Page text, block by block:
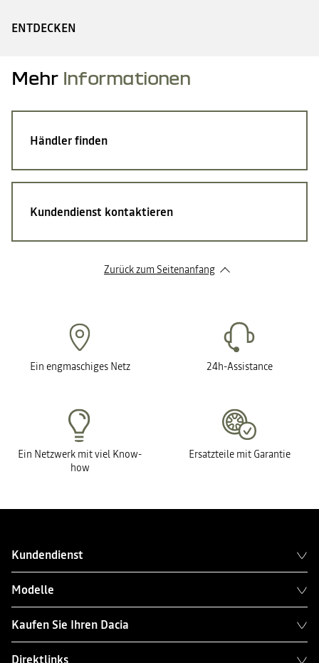
ENTDECKEN
Mehr Informationen
Händler finden
Kundendienst kontaktieren
Zurück zum Seitenanfang
Ein engmaschiges Netz 24h-Assistance
Ein Netzwerk mit viel Know-
how
Ersatzteile mit Garantie
Kundendienst
Modelle
Kaufen Sie Ihren Dacia
Direktlinks